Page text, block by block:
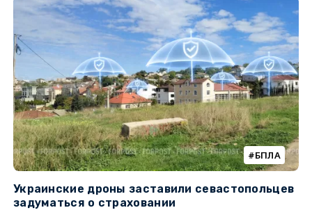
БПЛА
Украинские дроны заставили севастопольцев
задуматься о страховании